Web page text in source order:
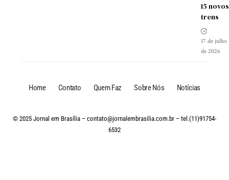
15 novos
trens
17 de julho
de 2026
Home Contato Quem Faz Sobre Nós Notícias
© 2025 Jornal em Brasília – contato@jornalembrasilia.com.br – tel.(11)91754-
6532